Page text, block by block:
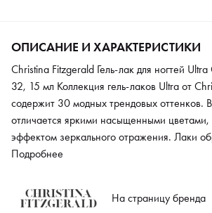
ОПИСАНИЕ И ХАРАКТЕРИСТИКИ
Christina Fitzgerald Гель-лак для ногтей
32, 15 мл Коллекция гель-лаков Ultra от
содержит 30 модных трендовых оттенков.
отличается яркими насыщенными
эффектом зеркального отражения. Лаки
суперпрочное покрытие, которое будет
лучшие идеи ведущих химиков-колористов
безопасная формула. Лаки не обладают
Подробнее
На страницу бренда